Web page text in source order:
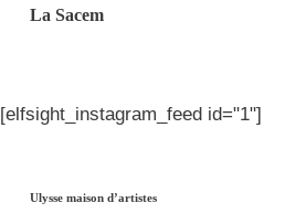
La Sacem
[elfsight_instagram_feed id="1"]
Ulysse maison d’artistes